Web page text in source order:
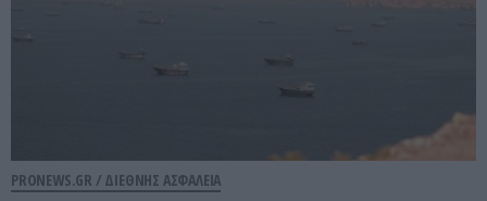
PRONEWS.GR / ΔΙΕΘΝΗΣ ΑΣΦΑΛΕΙΑ